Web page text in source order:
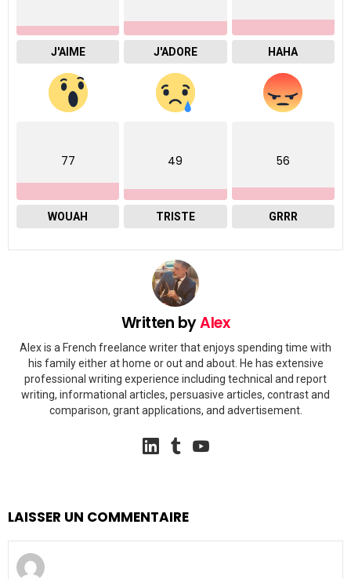
J'AIME J'ADORE HAHA
77
WOUAH
49
TRISTE
56
GRRR
Written byAlex
Alex is a French freelance writer that enjoys spending time with
his family either at home or out and about. He has extensive
professional writing experience including technical and report
writing, informational articles, persuasive articles, contrast and
comparison, grant applications, and advertisement.
linkedin
LAISSER UN COMMENTAIRE